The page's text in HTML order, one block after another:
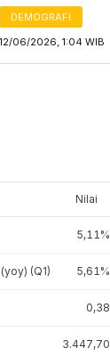
DEMOGRAFI
12/06/2026, 1:04 WIB
Nilai
5,11%
(Q1) 5,61%
0,38
3.447,70